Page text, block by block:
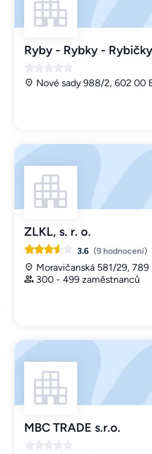
Ryby - Rybky -
Nové sady 988/2, 602 00
ZLKL, s. r. o.
3.6 (9 hodnocení)
Moravičanská 581/29,
300 - 499 zaměstnanců
MBC TRADE s.r.o.